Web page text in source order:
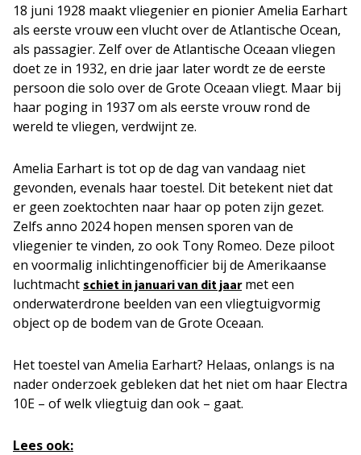
18 juni 1928 maakt vliegenier en pionier Amelia Earhart
als eerste vrouw een vlucht over de Atlantische Ocean,
als passagier. Zelf over de Atlantische Oceaan vliegen
doet ze in 1932, en drie jaar later wordt ze de eerste
persoon die solo over de Grote Oceaan vliegt. Maar bij
haar poging in 1937 om als eerste vrouw rond de
wereld te vliegen, verdwijnt ze.
Amelia Earhart is tot op de dag van vandaag niet
gevonden, evenals haar toestel. Dit betekent niet dat
er geen zoektochten naar haar op poten zijn gezet.
Zelfs anno 2024 hopen mensen sporen van de
vliegenier te vinden, zo ook Tony Romeo. Deze piloot
en voormalig inlichtingenofficier bij de Amerikaanse
luchtmacht schiet in januari van dit jaarmet een
onderwaterdrone beelden van een vliegtuigvormig
object op de bodem van de Grote Oceaan.
Het toestel van Amelia Earhart? Helaas, onlangs is na
nader onderzoek gebleken dat het niet om haar Electra
10E – of welk vliegtuig dan ook – gaat.
Lees ook: